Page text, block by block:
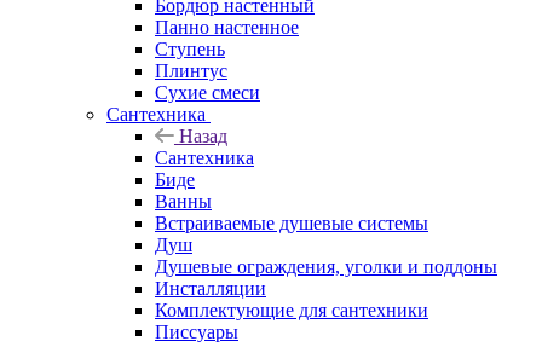
Бордюр настенный
Панно настенное
Ступень
Плинтус
Сухие смеси
Сантехника
Назад
Сантехника
Биде
Ванны
Встраиваемые душевые системы
Душ
Душевые ограждения, уголки и поддоны
Инсталляции
Комплектующие для сантехники
Писсуары